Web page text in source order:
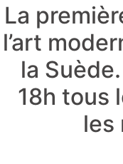
La
l’art
la
18h tous
les